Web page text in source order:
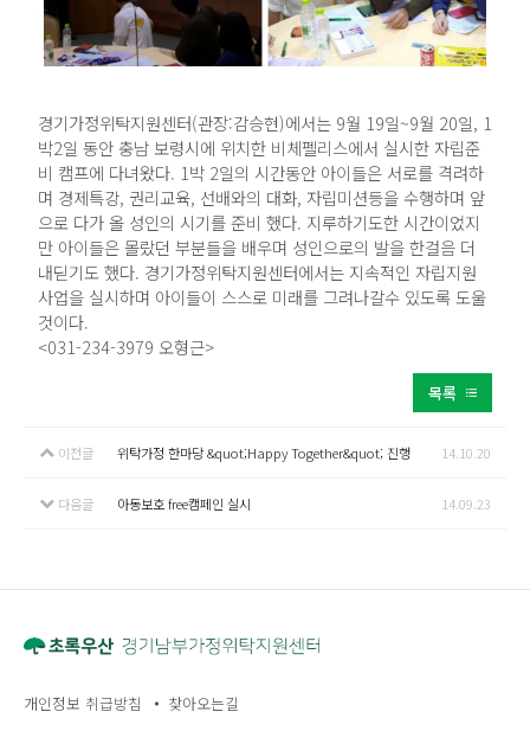
경기가정위탁지원센터(관장:감승현)에서는 9월 19일~9월 20일, 1
박2일 동안 충남 보령시에 위치한 비체펠리스에서 실시한 자립준
비 캠프에 다녀왔다. 1박 2일의 시간동안 아이들은 서로를 격려하
며 경제특강, 권리교육, 선배와의 대화, 자립미션등을 수행하며 앞
으로 다가 올 성인의 시기를 준비 했다. 지루하기도한 시간이었지
만 아이들은 몰랐던 부분들을 배우며 성인으로의 발을 한걸음 더
내딛기도 했다. 경기가정위탁지원센터에서는 지속적인 자립지원
사업을 실시하며 아이들이 스스로 미래를 그려나갈수 있도록 도울
것이다.
<031-234-3979 오형근>
목록
이전글 위탁가정 한마당 &quot;Happy Together&quot; 진행 14.10.20
다음글 아동보호 free캠페인 실시 14.09.23
개인정보 취급방침 찾아오는길